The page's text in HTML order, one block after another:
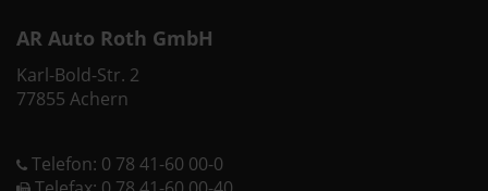
AR Auto Roth GmbH
Karl-Bold-Str. 2
77855 Achern
Telefon: 0 78 41-60 00-0